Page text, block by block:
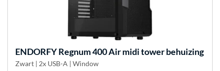
ENDORFYRegnum 400 Air midi tower behuizing
Zwart | 2x USB-A | Window